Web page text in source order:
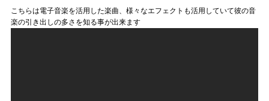
こちらは電子音楽を活用した楽曲、様々なエフェクトも活用していて彼の音
楽の引き出しの多さを知る事が出来ます